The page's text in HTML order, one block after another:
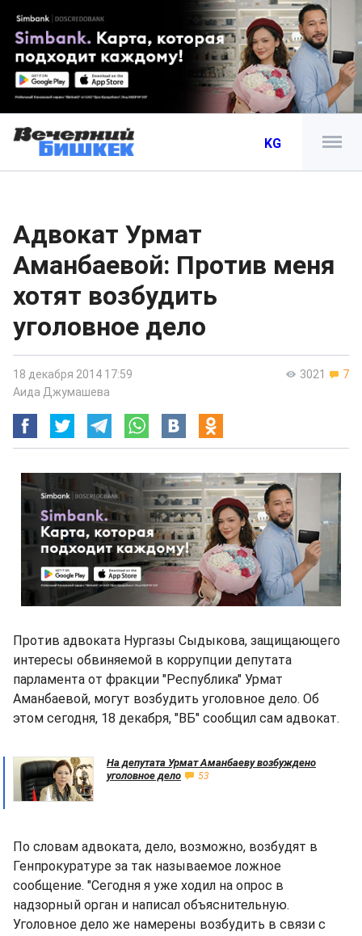
KG
Адвокат Урмат
Аманбаевой: Против меня
хотят возбудить
уголовное дело
3021 7
18 декабря 2014 17:59
Аида Джумашева
Против адвоката Нургазы Сыдыкова, защищающего
интересы обвиняемой в коррупции депутата
парламента от фракции "Республика" Урмат
Аманбаевой, могут возбудить уголовное дело. Об
этом сегодня, 18 декабря, "ВБ" сообщил сам адвокат.
На депутата Урмат Аманбаеву возбуждено
уголовное дело
53
По словам адвоката, дело, возможно, возбудят в
Генпрокуратуре за так называемое ложное
сообщение. "Сегодня я уже ходил на опрос в
надзорный орган и написал объяснительную.
Уголовное дело же намерены возбудить в связи с